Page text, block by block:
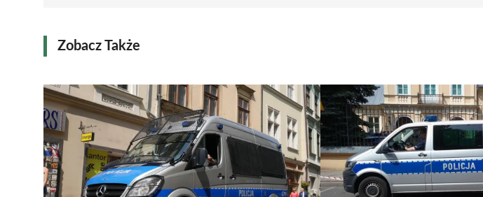
Zobacz Także